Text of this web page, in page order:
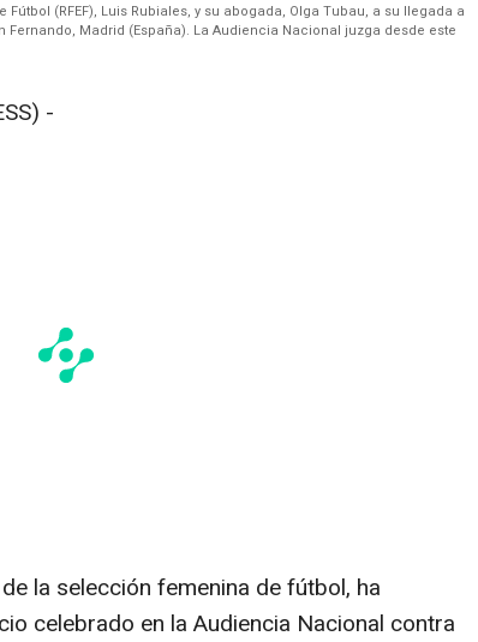
(RFEF), Luis Rubiales, y su abogada, Olga Tubau, a su llegada a
Madrid (España). La Audiencia Nacional juzga desde este
-
la selección femenina de fútbol, ha
celebrado en la Audiencia Nacional contra